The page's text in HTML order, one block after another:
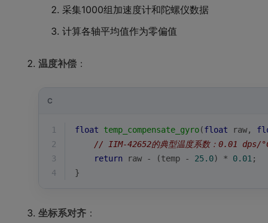
采集1000组加速度计和陀螺仪数据
计算各轴平均值作为零偏值
温度补偿 ：
C
1 float temp_compensate_gyro(float raw,
2
// IIM-42652的典型温度系数：0.01 dps/
3
return raw - (temp - 25.0) * 0.01 ;
4
}
坐标系对齐 ：